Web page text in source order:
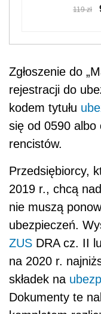
119 zł
Zgłoszenie do
rejestracji do
kodem tytułu
się od 0590 albo
rencistów.
Przedsiębiorcy,
2019 r., chcą
nie muszą
ubezpieczeń.
ZUS DRA cz. II
na 2020 r.
składek na
Dokumenty te